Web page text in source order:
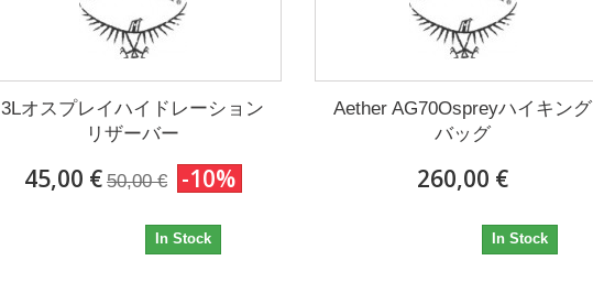
3Lオスプレイハイドレーション
リザーバー
45,00 € 50,00 €
-10%
In Stock
Aether AG70Ospreyハイキング
バッグ
260,00 €
In Stock